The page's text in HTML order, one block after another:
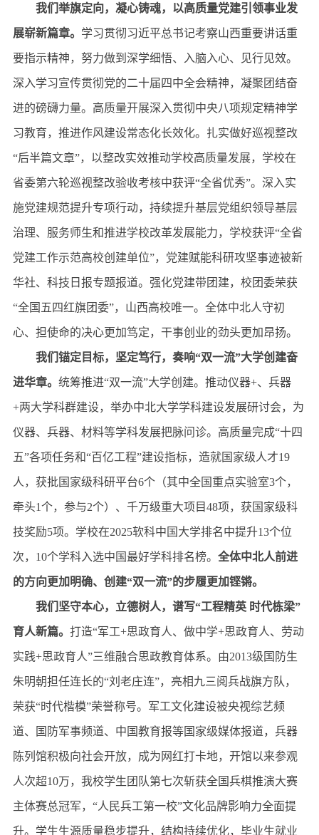
我们举旗定向，凝心铸魂，以高质量党建引领事业发
展崭新篇章。 学习贯彻习近平总书记考察山西重要讲话重
要指示精神，努力做到深学细悟、入脑入心、见行见效。
深入学习宣传贯彻党的二十届四中全会精神，凝聚团结奋
进的磅礴力量。高质量开展深入贯彻中央八项规定精神学
习教育，推进作风建设常态化长效化。扎实做好巡视整改
“后半篇文章”，以整改实效推动学校高质量发展，学校在
省委第六轮巡视整改验收考核中获评“全省优秀”。深入实
施党建规范提升专项行动，持续提升基层党组织领导基层
治理、服务师生和推进学校改革发展能力，学校获评“全省
党建工作示范高校创建单位”，党建赋能科研攻坚事迹被新
华社、科技日报专题报道。强化党建带团建，校团委荣获
“全国五四红旗团委”，山西高校唯一。全体中北人守初
心、担使命的决心更加笃定，干事创业的劲头更加昂扬。
我们锚定目标，坚定笃行，奏响“双一流”大学创建奋
进华章。 统筹推进“双一流”大学创建。推动仪器+、兵器
+两大学科群建设，举办中北大学学科建设发展研讨会，为
仪器、兵器、材料等学科发展把脉问诊。高质量完成“十四
五”各项任务和“百亿工程”建设指标，造就国家级人才19
人，获批国家级科研平台6个（其中全国重点实验室3个，
牵头1个，参与2个）、千万级重大项目48项，获国家级科
技奖励5项。学校在2025软科中国大学排名中提升13个位
次，10个学科入选中国最好学科排名榜。 全体中北人前进
的方向更加明确、创建“双一流”的步履更加铿锵。
我们坚守本心，立德树人，谱写“工程精英 时代栋梁”
育人新篇。 打造“军工+思政育人、做中学+思政育人、劳动
实践+思政育人”三维融合思政教育体系。由2013级国防生
朱明朝担任连长的“刘老庄连”，亮相九三阅兵战旗方队，
荣获“时代楷模”荣誉称号。军工文化建设被央视综艺频
道、国防军事频道、中国教育报等国家级媒体报道，兵器
陈列馆积极向社会开放，成为网红打卡地，开馆以来参观
人次超10万，我校学生团队第七次斩获全国兵棋推演大赛
主体赛总冠军，“人民兵工第一校”文化品牌影响力全面提
升。学生生源质量稳步提升，结构持续优化，毕业生就业